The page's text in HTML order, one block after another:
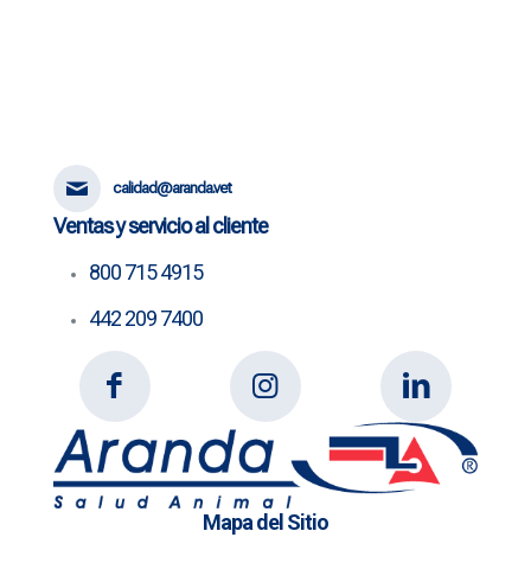
calidad@aranda.vet
Ventas y servicio al cliente
800 715 4915
442 209 7400
Mapa del Sitio